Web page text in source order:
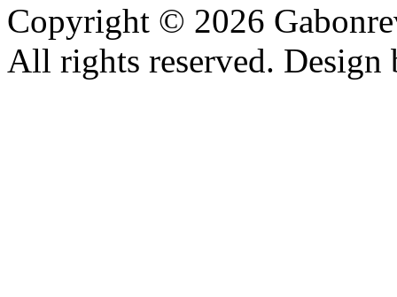
Copyright © 2026
All rights reserved.